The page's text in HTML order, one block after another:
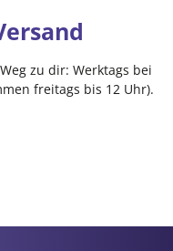
zu dir: Werktags bei
freitags bis 12 Uhr).